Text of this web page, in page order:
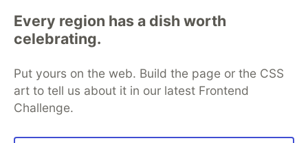
Every region has a dish worth
celebrating.
Put yours on the web. Build the page or the CSS
art to tell us about it in our latest Frontend
Challenge.
Algolia is the official search partner